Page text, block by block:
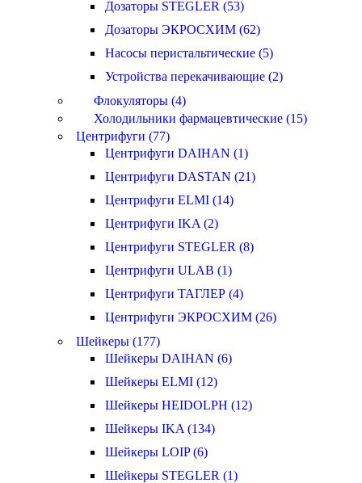
Дозаторы STEGLER (53)
Дозаторы ЭКРОСХИМ (62)
Насосы перистальтические (5)
Устройства перекачивающие (2)
Флокуляторы (4)
Холодильники фармацевтические (15)
Центрифуги (77)
Центрифуги DAIHAN (1)
Центрифуги DASTAN (21)
Центрифуги ELMI (14)
Центрифуги IKA (2)
Центрифуги STEGLER (8)
Центрифуги ULAB (1)
Центрифуги ТАГЛЕР (4)
Центрифуги ЭКРОСХИМ (26)
Шейкеры (177)
Шейкеры DAIHAN (6)
Шейкеры ELMI (12)
Шейкеры HEIDOLPH (12)
Шейкеры IKA (134)
Шейкеры LOIP (6)
Шейкеры STEGLER (1)